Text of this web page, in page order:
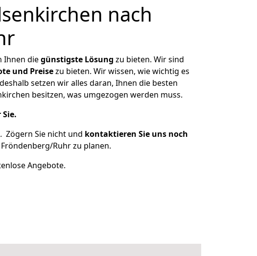
nach
Ihnen diegünstigste Lösung zu bieten. Wir sind
und Preisezu bieten. Wir wissen, wie wichtig es
setzen wir alles daran, Ihnen die besten
besitzen, was umgezogen werden muss.
Zögern Sie nicht und kontaktieren Sie uns noch
Ruhr zu planen.
Angebote.